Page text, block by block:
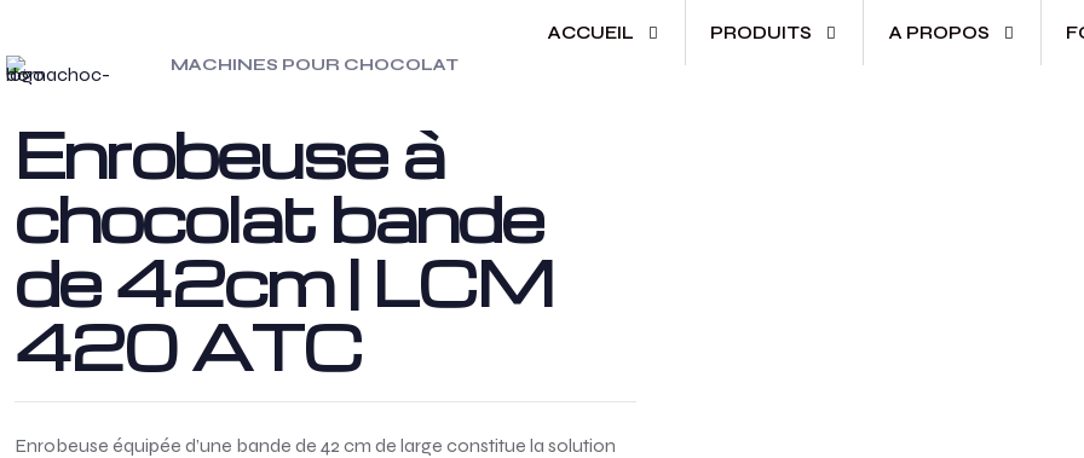
MACHINES POUR CHOCOLAT
ACCUEIL PRODUITS A PROPOS
Enrobeuse à
chocolat bande
de 42cm | LCM
420 ATC
Enrobeuse équipée d’une bande de 42 cm de large constitue la solution